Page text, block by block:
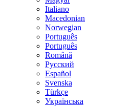
Italiano
Macedonian
Norwegian
Português
Português
Română
Русский
Español
Svenska
Türkçe
Українська